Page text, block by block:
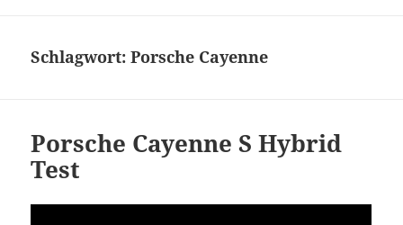
Schlagwort:Porsche Cayenne
Porsche Cayenne S Hybrid
Test